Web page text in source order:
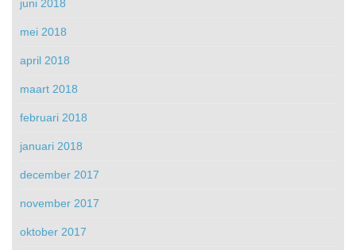
juni 2018
mei 2018
april 2018
maart 2018
februari 2018
januari 2018
december 2017
november 2017
oktober 2017